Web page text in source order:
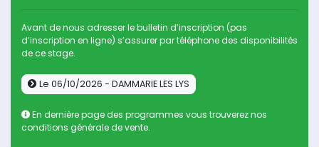
Avant de nous adresser le bulletin d’inscription (pas
d’inscription en ligne) s’assurer par téléphone des disponibilités
de ce stage.
Le 06/10/2026 - DAMMARIE LES LYS
En dernière page des programmes vous trouverez nos
conditions générale de vente.